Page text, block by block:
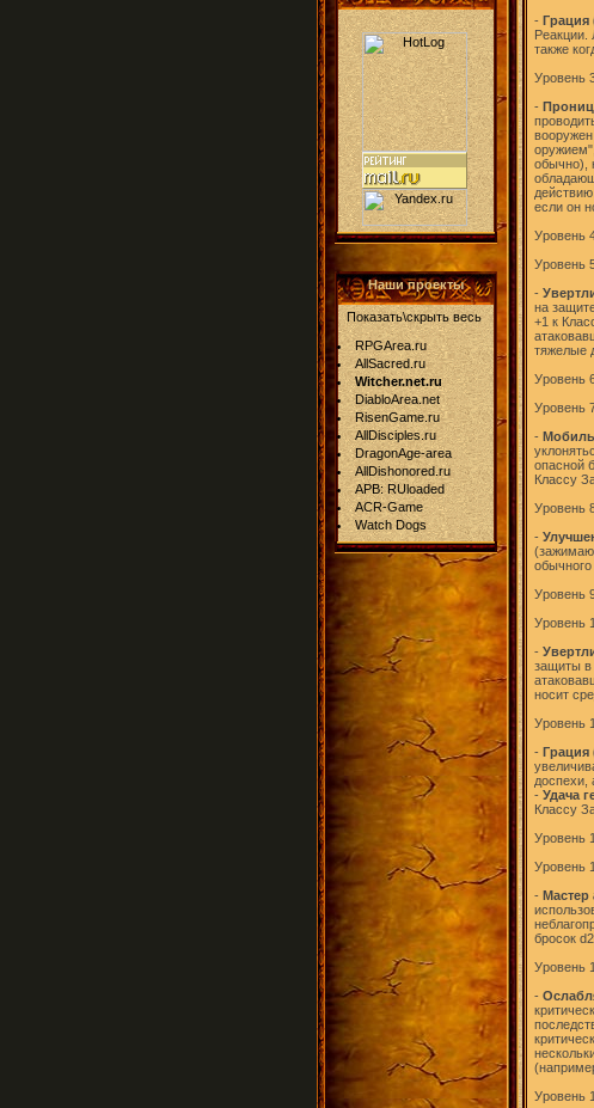
Наши проекты
Показать\скрыть весь
RPGArea.ru
AllSacred.ru
Witcher.net.ru
DiabloArea.net
RisenGame.ru
AllDisciples.ru
DragonAge-area
AllDishonored.ru
APB: RUloaded
ACR-Game
Watch Dogs
- Грация
Реакции.
также
Уровень
-
обычно),
если он
Уровень
Уровень
-
на
+1 к
тяжелые
Уровень
Уровень
-
опасной
Классу
Уровень
-
обычного
Уровень
Уровень
-
защиты в
носит
Уровень
- Грация
доспехи,
- Удача
Классу
Уровень
Уровень
- Мастер
бросок
Уровень
-
Уровень